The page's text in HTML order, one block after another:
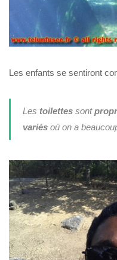
Les enfants se sentiront
Les toilettessont
variésoù on a